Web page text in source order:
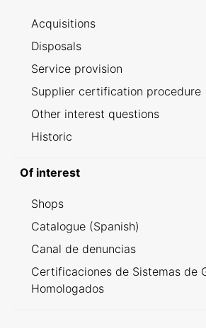
Acquisitions
Disposals
Service provision
Supplier certification procedure
Other interest questions
Historic
Of interest
Shops
Catalogue (Spanish)
Canal de denuncias
Certificaciones de Sistemas de
Homologados